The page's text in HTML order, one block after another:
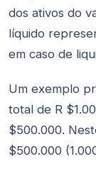
dos ativos do
líquido
em caso de
Um exemplo
total de R
$500.000.
$500.000